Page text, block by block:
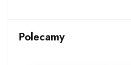
Polecamy